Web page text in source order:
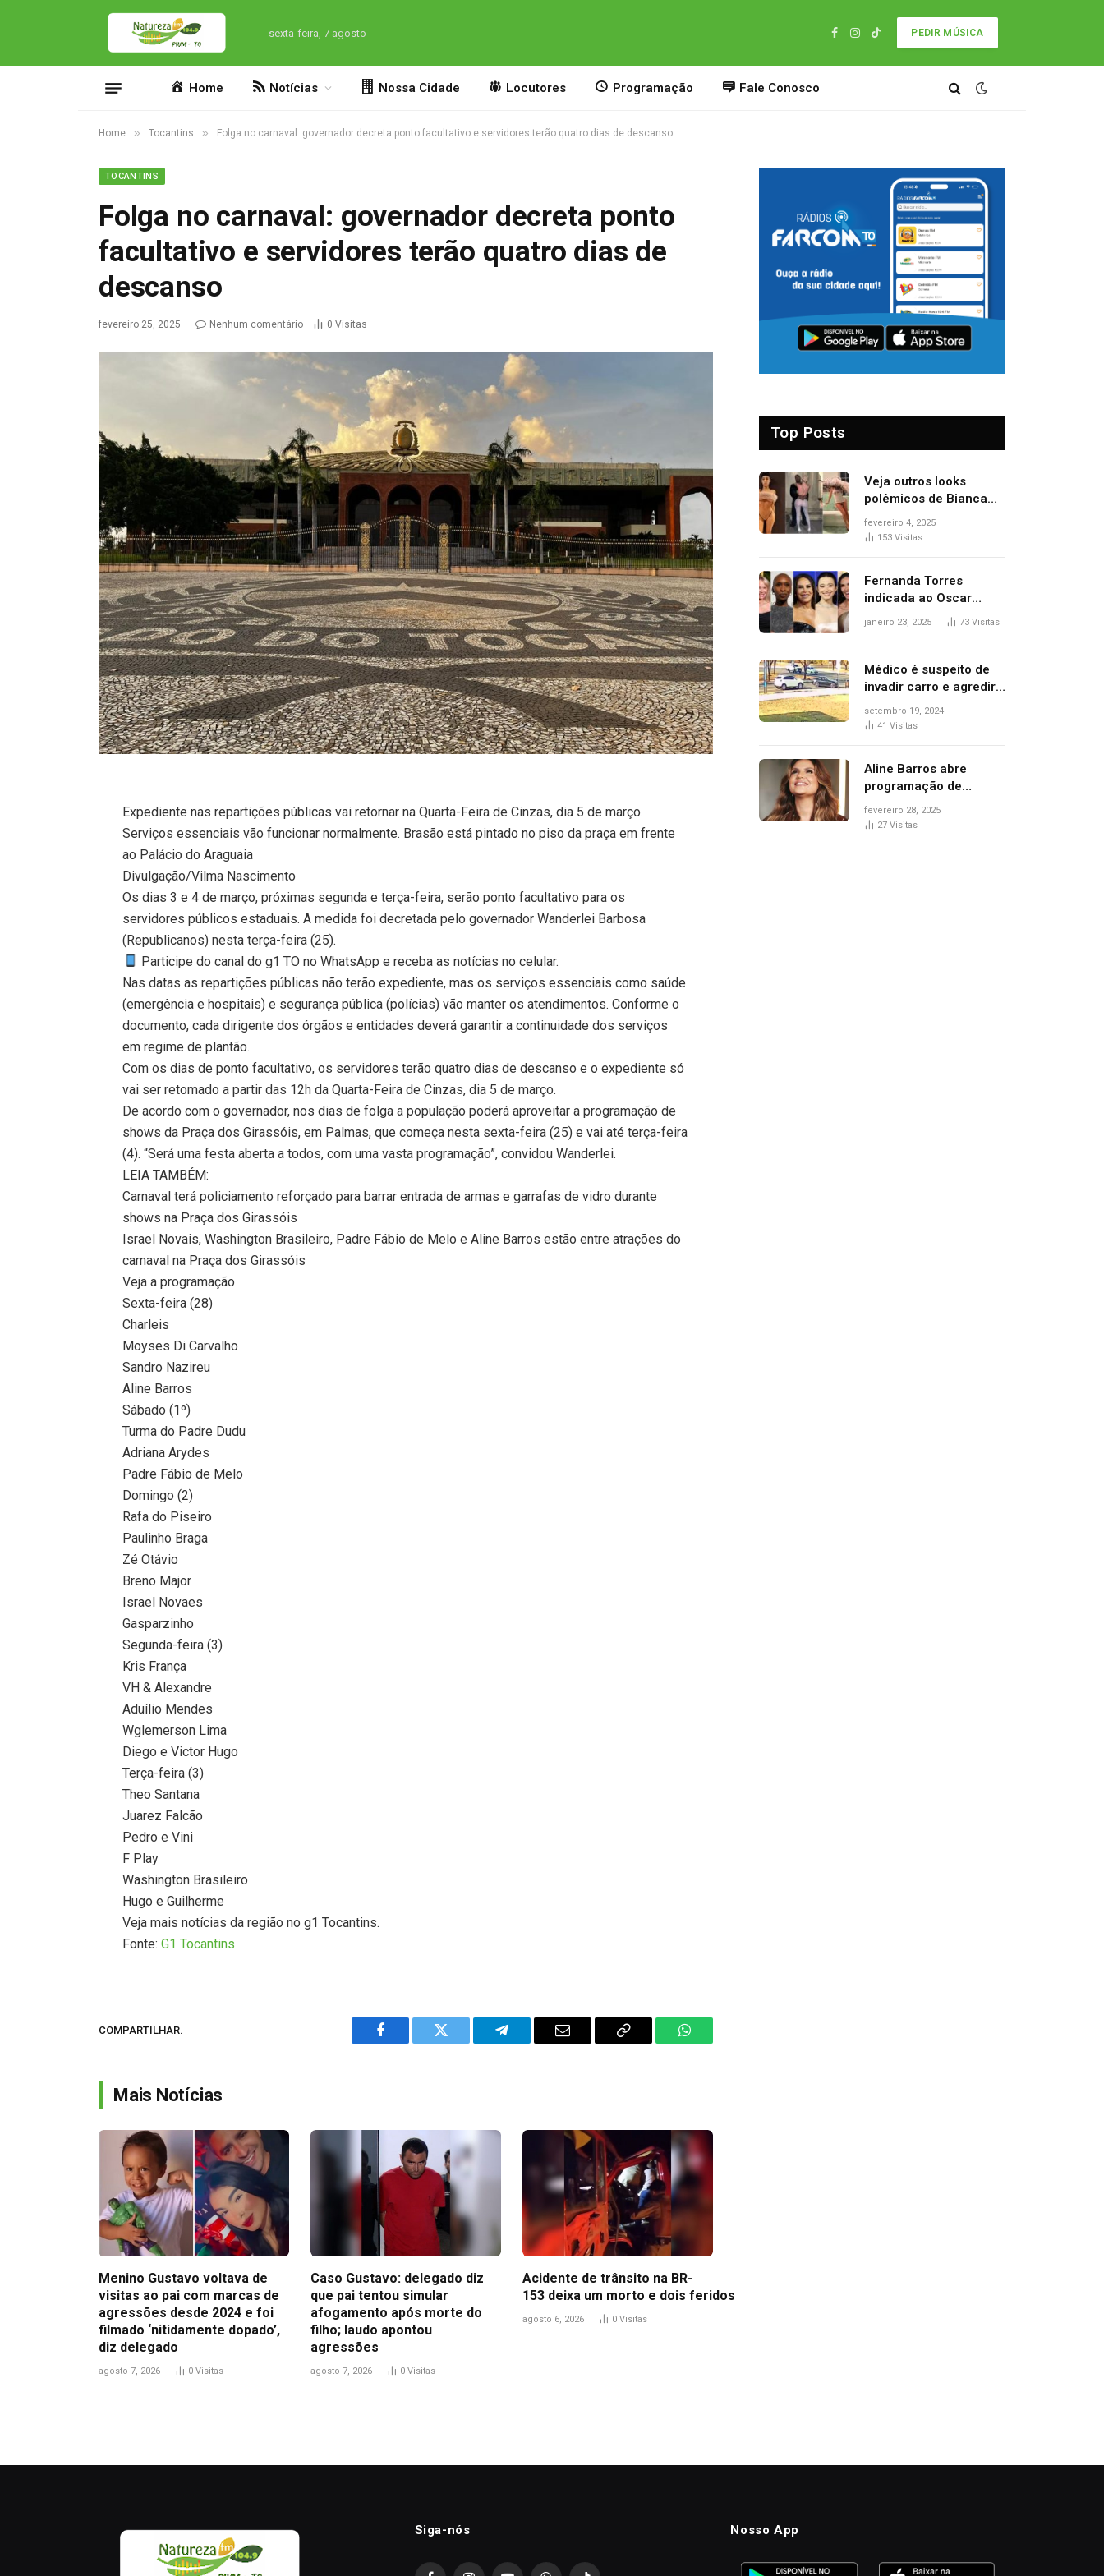
sexta-feira, 7 agosto
Facebook
Instagram
TikTok
PEDIR MÚSICA
Home Notícias Nossa Cidade Locutores Programação Fale Conosco
Home » Tocantins » Folga no carnaval: governador decreta ponto facultativo e servidores terão quatro dias de descanso
TOCANTINS
Folga no carnaval: governador decreta ponto
facultativo e servidores terão quatro dias de
descanso
fevereiro 25, 2025 Nenhum comentário 0 Visitas
Expediente nas repartições públicas vai retornar na Quarta-Feira de Cinzas, dia 5 de março.
Serviços essenciais vão funcionar normalmente. Brasão está pintado no piso da praça em frente
ao Palácio do Araguaia
Divulgação/Vilma Nascimento
Os dias 3 e 4 de março, próximas segunda e terça-feira, serão ponto facultativo para os
servidores públicos estaduais. A medida foi decretada pelo governador Wanderlei Barbosa
(Republicanos) nesta terça-feira (25).
Participe do canal do g1 TO no WhatsApp e receba as notícias no celular.
Nas datas as repartições públicas não terão expediente, mas os serviços essenciais como saúde
(emergência e hospitais) e segurança pública (polícias) vão manter os atendimentos. Conforme o
documento, cada dirigente dos órgãos e entidades deverá garantir a continuidade dos serviços
em regime de plantão.
Com os dias de ponto facultativo, os servidores terão quatro dias de descanso e o expediente só
vai ser retomado a partir das 12h da Quarta-Feira de Cinzas, dia 5 de março.
De acordo com o governador, nos dias de folga a população poderá aproveitar a programação de
shows da Praça dos Girassóis, em Palmas, que começa nesta sexta-feira (25) e vai até terça-feira
(4). “Será uma festa aberta a todos, com uma vasta programação”, convidou Wanderlei.
LEIA TAMBÉM:
Carnaval terá policiamento reforçado para barrar entrada de armas e garrafas de vidro durante
shows na Praça dos Girassóis
Israel Novais, Washington Brasileiro, Padre Fábio de Melo e Aline Barros estão entre atrações do
carnaval na Praça dos Girassóis
Veja a programação
Sexta-feira (28)
Charleis
Moyses Di Carvalho
Sandro Nazireu
Aline Barros
Sábado (1º)
Turma do Padre Dudu
Adriana Arydes
Padre Fábio de Melo
Domingo (2)
Rafa do Piseiro
Paulinho Braga
Zé Otávio
Breno Major
Israel Novaes
Gasparzinho
Segunda-feira (3)
Kris França
VH & Alexandre
Aduílio Mendes
Wglemerson Lima
Diego e Victor Hugo
Terça-feira (3)
Theo Santana
Juarez Falcão
Pedro e Vini
F Play
Washington Brasileiro
Hugo e Guilherme
Veja mais notícias da região no g1 Tocantins.
Fonte:G1 Tocantins
COMPARTILHAR.
Facebook Twitter Telegram Email
Copy
WhatsApp
Mais Notícias
Menino Gustavo voltava de
visitas ao pai com marcas de
agressões desde 2024 e foi
filmado ‘nitidamente dopado’,
diz delegado
agosto 7, 2026 0 Visitas
Caso Gustavo: delegado diz
que pai tentou simular
afogamento após morte do
filho; laudo apontou
agressões
agosto 7, 2026 0 Visitas
Acidente de trânsito na BR-
153 deixa um morto e dois feridos
agosto 6, 2026 0 Visitas
Top Posts
Veja outros looks
polêmicos de Bianca
Censori, esposa de
Kanye West que
fevereiro 4, 2025
153 Visitas
Fernanda Torres
indicada ao Oscar
2025: veja as
janeiro 23, 2025 73 Visitas
Médico é suspeito de
invadir carro e agredir
delegado aposentado
durante confusão no
setembro 19, 2024
41 Visitas
Aline Barros abre
programação de
Carnaval na Praça dos
Girassóis nesta sexta-
fevereiro 28, 2025
27 Visitas
Siga-nós Nosso App